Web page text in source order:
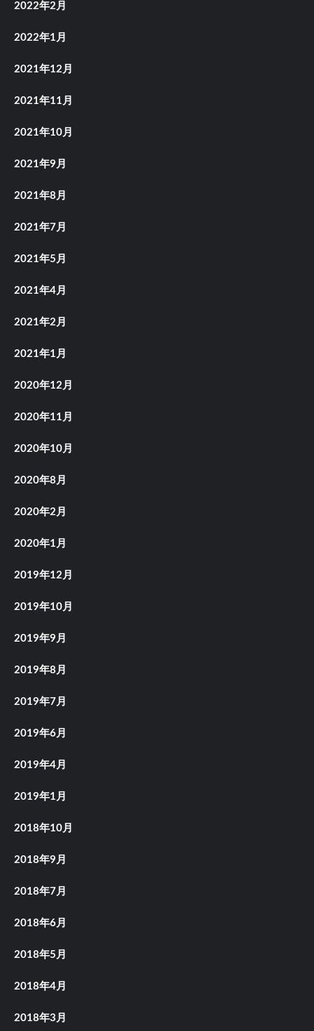
2022年2月
2022年1月
2021年12月
2021年11月
2021年10月
2021年9月
2021年8月
2021年7月
2021年5月
2021年4月
2021年2月
2021年1月
2020年12月
2020年11月
2020年10月
2020年8月
2020年2月
2020年1月
2019年12月
2019年10月
2019年9月
2019年8月
2019年7月
2019年6月
2019年4月
2019年1月
2018年10月
2018年9月
2018年7月
2018年6月
2018年5月
2018年4月
2018年3月